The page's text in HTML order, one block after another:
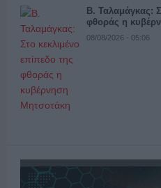
Β. Ταλαμάγκας:
φθοράς η
08/08/2026 - 05:06